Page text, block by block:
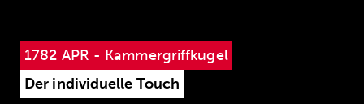
1782 APR - Kammergriffkugel
Der individuelle Touch